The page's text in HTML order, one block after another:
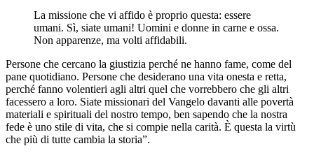
La missione che vi affido è proprio questa: essere
umani. Sì, siate umani! Uomini e donne in carne e ossa.
Non apparenze, ma volti affidabili.
Persone che cercano la giustizia perché ne hanno fame, come del
pane quotidiano. Persone che desiderano una vita onesta e retta,
perché fanno volentieri agli altri quel che vorrebbero che gli altri
facessero a loro. Siate missionari del Vangelo davanti alle povertà
materiali e spirituali del nostro tempo, ben sapendo che la nostra
fede è uno stile di vita, che si compie nella carità. È questa la virtù
che più di tutte cambia la storia”.